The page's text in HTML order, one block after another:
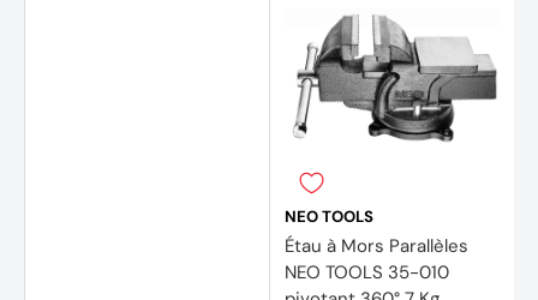
NEO TOOLS
Étau à Mors Parallèles
NEO TOOLS 35-010